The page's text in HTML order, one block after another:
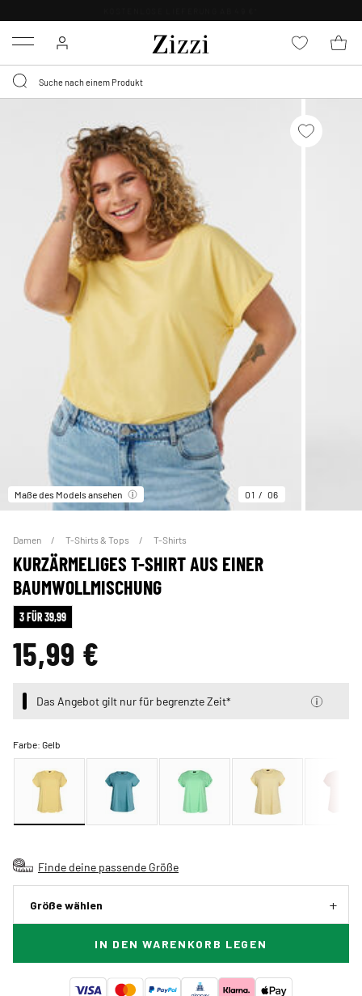
Menu
Maße des Models ansehen 01 06
Damen T-Shirts & Tops T-Shirts
KURZÄRMELIGES T-SHIRT AUS EINER
BAUMWOLLMISCHUNG
3 FÜR 39,99
15,99 €
Das Angebot gilt nur für begrenzte Zeit*
Farbe:Gelb
Finde deine passende Größe
Größe wählen
IN DEN WARENKORB LEGEN